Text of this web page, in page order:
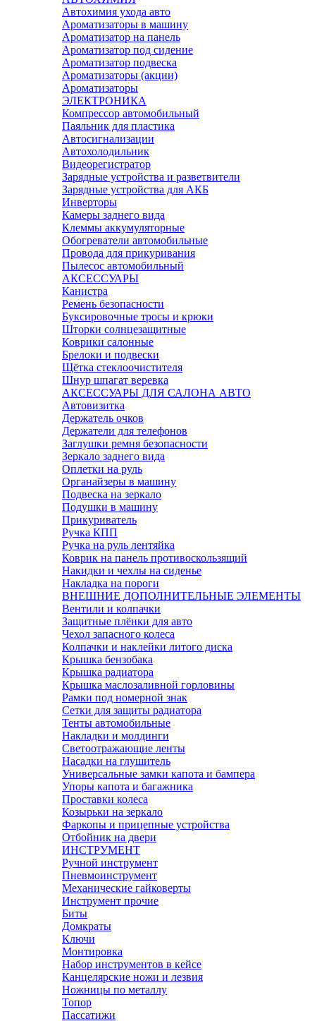
Автохимия ухода авто
Ароматизаторы в машину
Ароматизатор на панель
Ароматизатор под сидение
Ароматизатор подвеска
Ароматизаторы (акции)
Ароматизаторы
ЭЛЕКТРОНИКА
Компрессор автомобильный
Паяльник для пластика
Автосигнализации
Автохолодильник
Видеорегистратор
Зарядные устройства и разветвители
Зарядные устройства для АКБ
Инверторы
Камеры заднего вида
Клеммы аккумуляторные
Обогреватели автомобильные
Провода для прикуривания
Пылесос автомобильный
АКСЕССУАРЫ
Канистра
Ремень безопасности
Буксировочные тросы и крюки
Шторки солнцезащитные
Коврики салонные
Брелоки и подвески
Щётка стеклоочистителя
Шнур шпагат веревка
АКСЕССУАРЫ ДЛЯ САЛОНА АВТО
Автовизитка
Держатель очков
Держатели для телефонов
Заглушки ремня безопасности
Зеркало заднего вида
Оплетки на руль
Органайзеры в машину
Подвеска на зеркало
Подушки в машину
Прикуриватель
Ручка КПП
Ручка на руль лентяйка
Коврик на панель противоскользящий
Накидки и чехлы на сиденье
Накладка на пороги
ВНЕШНИЕ ДОПОЛНИТЕЛЬНЫЕ ЭЛЕМЕНТЫ
Вентили и колпачки
Защитные плёнки для авто
Чехол запасного колеса
Колпачки и наклейки литого диска
Крышка бензобака
Крышка радиатора
Крышка маслозаливной горловины
Рамки под номерной знак
Сетки для защиты радиатора
Тенты автомобильные
Накладки и молдинги
Светоотражающие ленты
Насадки на глушитель
Универсальные замки капота и бампера
Упоры капота и багажника
Проставки колеса
Козырьки на зеркало
Фаркопы и прицепные устройства
Отбойник на двери
ИНСТРУМЕНТ
Ручной инструмент
Пневмоинструмент
Механические гайковерты
Инструмент прочиe
Биты
Домкраты
Ключи
Монтировка
Набор инструментов в кейсе
Канцелярские ножи и лезвия
Ножницы по металлу
Топор
Пассатижи